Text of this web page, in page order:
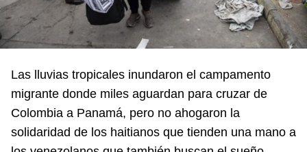
Las lluvias tropicales inundaron el campamento
migrante donde miles aguardan para cruzar de
Colombia a Panamá, pero no ahogaron la
solidaridad de los haitianos que tienden una mano a